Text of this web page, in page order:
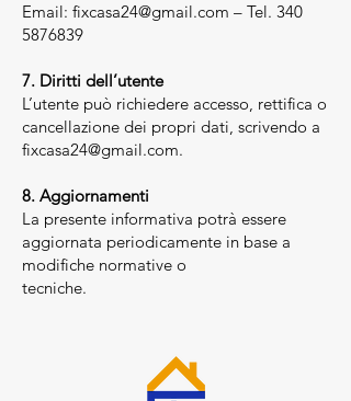
Email: fixcasa24@gmail.com – Tel. 340
5876839
7. Diritti dell’utente
L’utente può richiedere accesso, rettifica o
cancellazione dei propri dati, scrivendo a
fixcasa24@gmail.com.
8. Aggiornamenti
La presente informativa potrà essere
aggiornata periodicamente in base a
modifiche normative o
tecniche.